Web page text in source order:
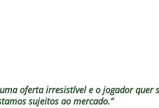
uma oferta irresistível e o jogador
sujeitos ao mercado.”